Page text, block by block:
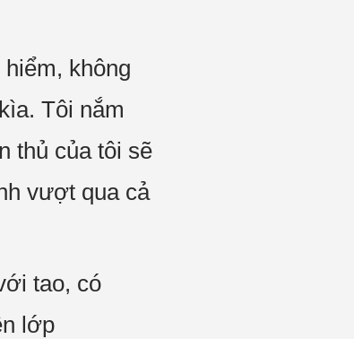
không
Tôi nắm
thủ của tôi sẽ
vượt qua cả
tao, có
lớp